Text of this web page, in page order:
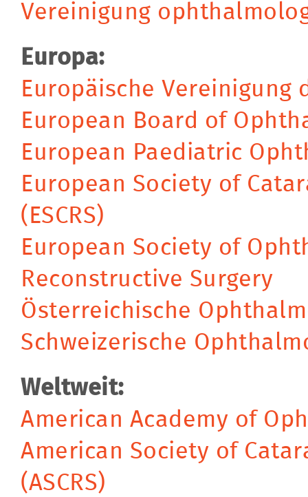
Vereinigung
Europa:
Europäische Vereinigung
European Board of
European Paediatric
European Society of
(ESCRS)
European Society of
Reconstructive Surgery
Österreichische
Schweizerische
Weltweit:
American Academy of
American Society of
(ASCRS)